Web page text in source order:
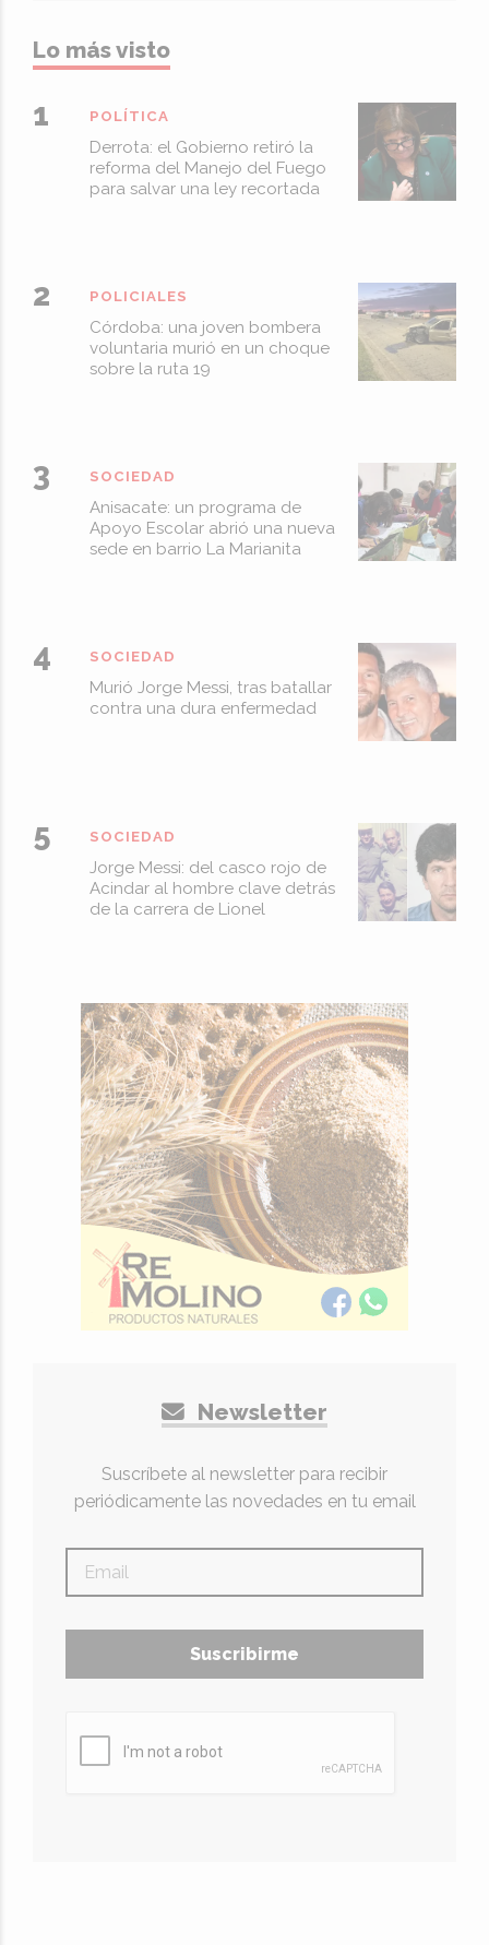
Lo más visto
Derrota: el Gobierno retiró la
reforma del Manejo del Fuego
para salvar una ley recortada
POLÍTICA
Córdoba: una joven bombera
voluntaria murió en un choque
sobre la ruta 19
POLICIALES
Anisacate: un programa de
Apoyo Escolar abrió una nueva
sede en barrio La Marianita
SOCIEDAD
Murió Jorge Messi, tras batallar
contra una dura enfermedad
SOCIEDAD
Jorge Messi: del casco rojo de
Acindar al hombre clave detrás
de la carrera de Lionel
SOCIEDAD
Newsletter
Suscríbete al newsletter para recibir
periódicamente las novedades en tu email
Suscribirme